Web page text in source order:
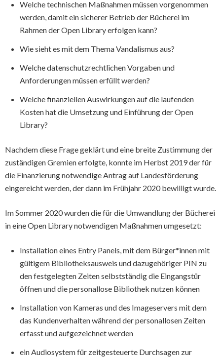
Welche technischen Maßnahmen müssen vorgenommen
werden, damit ein sicherer Betrieb der Bücherei im
Rahmen der Open Library erfolgen kann?
Wie sieht es mit dem Thema Vandalismus aus?
Welche datenschutzrechtlichen Vorgaben und
Anforderungen müssen erfüllt werden?
Welche finanziellen Auswirkungen auf die laufenden
Kosten hat die Umsetzung und Einführung der Open
Library?
Nachdem diese Frage geklärt und eine breite Zustimmung der
zuständigen Gremien erfolgte, konnte im Herbst 2019 der für
die Finanzierung notwendige Antrag auf Landesförderung
eingereicht werden, der dann im Frühjahr 2020 bewilligt wurde.
Im Sommer 2020 wurden die für die Umwandlung der Bücherei
in eine Open Library notwendigen Maßnahmen umgesetzt:
Installation eines Entry Panels, mit dem Bürger*innen mit
gültigem Bibliotheksausweis und dazugehöriger PIN zu
den festgelegten Zeiten selbstständig die Eingangstür
öffnen und die personallose Bibliothek nutzen können
Installation von Kameras und des Imageservers mit dem
das Kundenverhalten während der personallosen Zeiten
erfasst und aufgezeichnet werden
ein Audiosystem für zeitgesteuerte Durchsagen zur